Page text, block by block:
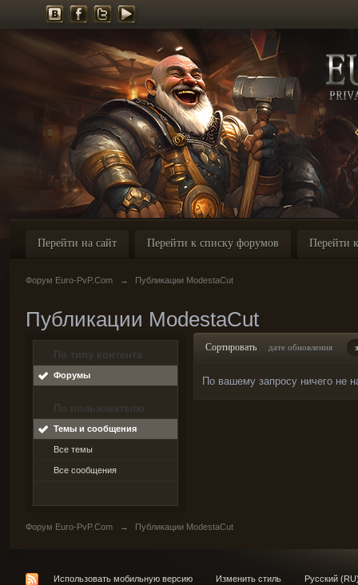
Перейти на сайт Перейти к списку форумов Перейти
Форум Euro-PvP.Com → Публикации ModestaCut
Публикации ModestaCut
По типу контента
Форумы
По пользователю
Темы и сообщения
Все темы
Все сообщения
Сортировать дате обновления
По вашему запросу ничего не
Форум Euro-PvP.Com → Публикации ModestaCut
Использовать мобильную версию Изменить стиль Русский